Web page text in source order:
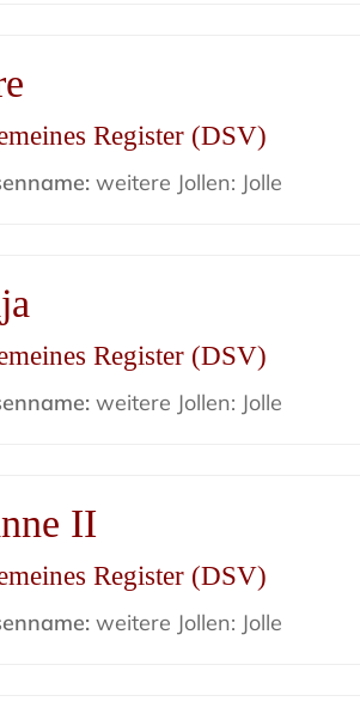
Register (DSV)
weitere Jollen: Jolle
Register (DSV)
weitere Jollen: Jolle
II
Register (DSV)
weitere Jollen: Jolle